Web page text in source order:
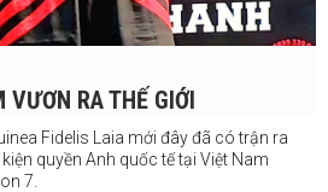
RA THẾ GIỚI
Fidelis Laia mới đây đã có trận ra
quyền Anh quốc tế tại Việt Nam
7.